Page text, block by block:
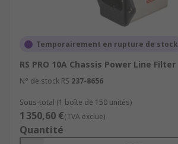
Temporairement en rupture de stock
RS PRO 10A Chassis Power Line Filter
N° de stock RS 237-8656
Sous-total (1 boîte de 150 unités)
1 350,60 €(TVA exclue)
Quantité